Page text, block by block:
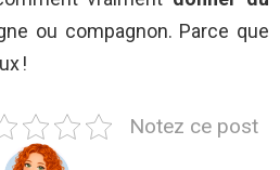
ou compagnon. Parce que
!
Notez ce post